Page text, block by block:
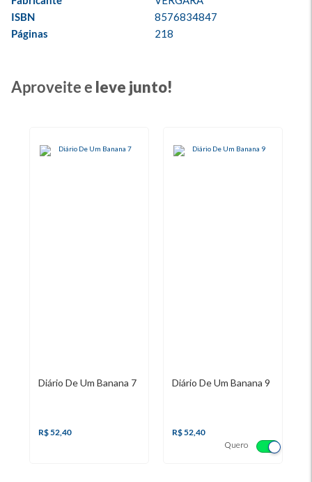
ISBN
8576834847
Páginas
218
Aproveite e leve junto!
Diário De Um Banana 7
R$ 52,40
Quero
Diário De Um Banana 9
R$ 52,40